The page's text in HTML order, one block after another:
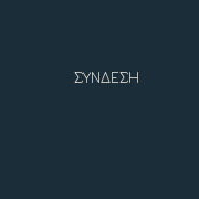
ΣΥΝΔΕΣΗ